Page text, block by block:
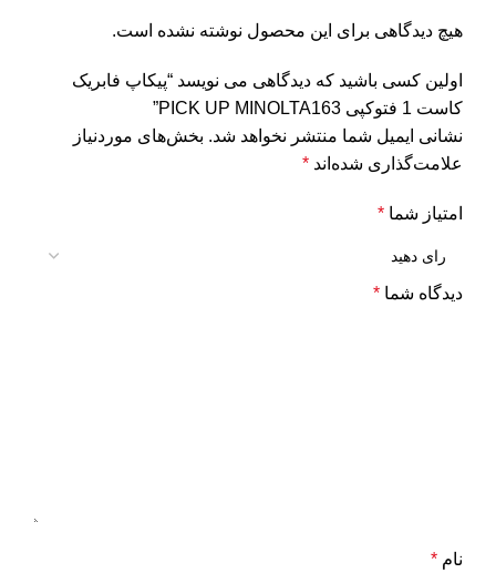
هیچ دیدگاهی برای این محصول نوشته نشده است.
اولین کسی باشید که دیدگاهی می نویسد “پیکاپ فابریک
کاست 1 فتوکپی PICK UP MINOLTA163”
نشانی ایمیل شما منتشر نخواهد شد. بخش‌های موردنیاز
علامت‌گذاری شده‌اند *
امتیاز شما *
دیدگاه شما *
نام *